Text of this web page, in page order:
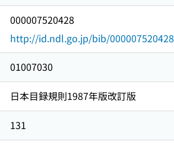
000007520428
http://id.ndl.go.jp/bib/000007520428
01007030
日本目録規則1987年版改訂版
131